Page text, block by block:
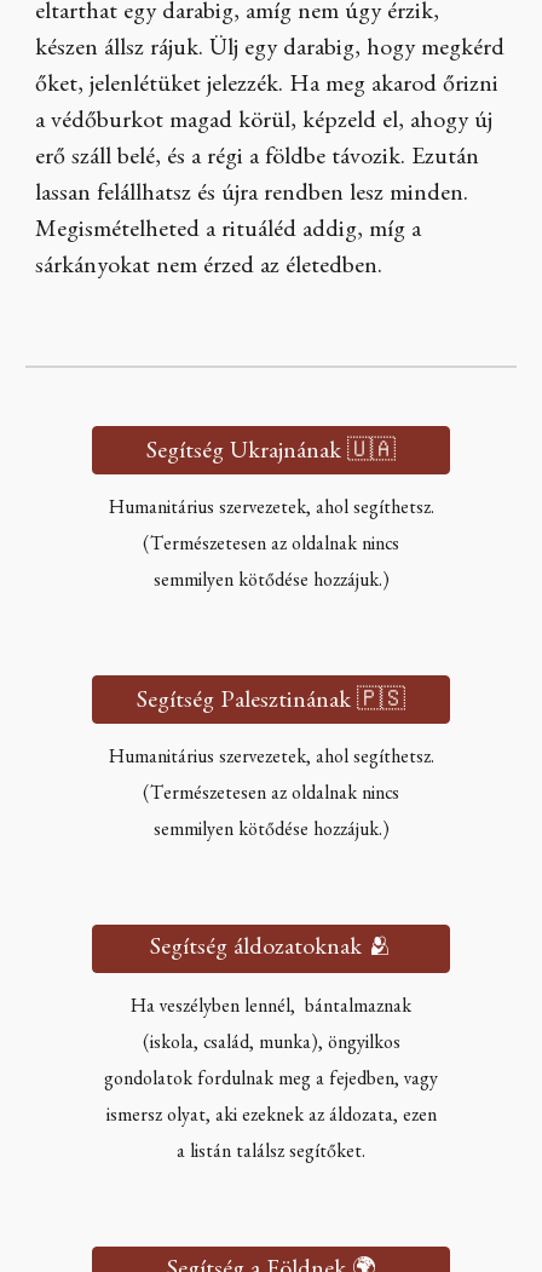
eltarthat egy darabig, amíg nem úgy érzik,
készen állsz rájuk. Ülj egy darabig, hogy megkérd
őket, jelenlétüket jelezzék. Ha meg akarod őrizni
a védőburkot magad körül, képzeld el, ahogy új
erő száll belé, és a régi a földbe távozik. Ezután
lassan felállhatsz és újra rendben lesz minden.
Megismételheted a rituáléd addig, míg a
sárkányokat nem érzed az életedben.
Segítség Ukrajnának 🇺🇦
Humanitárius szervezetek, ahol segíthetsz.
(Természetesen az oldalnak nincs
semmilyen kötődése hozzájuk.)
Segítség Palesztinának 🇵🇸
Humanitárius szervezetek, ahol segíthetsz.
(Természetesen az oldalnak nincs
semmilyen kötődése hozzájuk.)
Segítség áldozatoknak 🫂
Ha veszélyben lennél, bántalmaznak
(iskola, család, munka), öngyilkos
gondolatok fordulnak meg a fejedben, vagy
ismersz olyat, aki ezeknek az áldozata, ezen
a listán találsz segítőket.